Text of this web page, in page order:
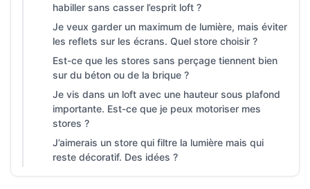
habiller sans casser l’esprit loft ?
Je veux garder un maximum de lumière, mais éviter
les reflets sur les écrans. Quel store choisir ?
Est-ce que les stores sans perçage tiennent bien
sur du béton ou de la brique ?
Je vis dans un loft avec une hauteur sous plafond
importante. Est-ce que je peux motoriser mes
stores ?
J’aimerais un store qui filtre la lumière mais qui
reste décoratif. Des idées ?